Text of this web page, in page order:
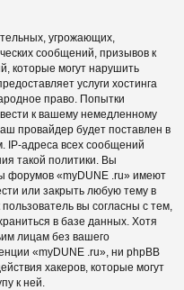
угрожающих,
сообщений, призывов к
которые могут нарушить
услуги хостинга
право. Попытки
к вашему немедленному
провайдер будет поставлен в
IP-адреса всех сообщений
такой политики. Вы
форумов «myDUNE .ru» имеют
или закрыть любую тему в
вы согласны с тем,
в базе данных. Хотя
лицам без вашего
«myDUNE .ru», ни phpBB
хакеров, которые могут
к ней.